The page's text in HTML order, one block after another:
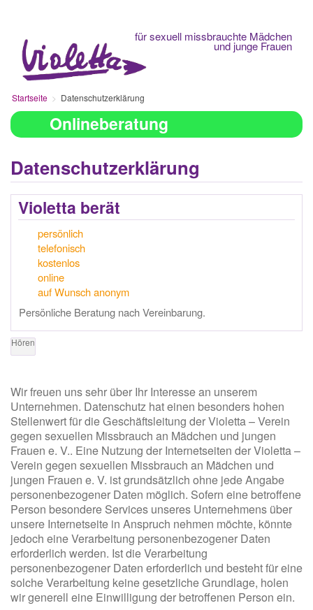
für sexuell missbrauchte Mädchen
und junge Frauen
Startseite Datenschutzerklärung
Onlineberatung
Datenschutzerklärung
Violetta berät
persönlich
telefonisch
kostenlos
online
auf Wunsch anonym
Persönliche Beratung nach Vereinbarung.
Hören
Wir freuen uns sehr über Ihr Interesse an unserem
Unternehmen. Datenschutz hat einen besonders hohen
Stellenwert für die Geschäftsleitung der Violetta – Verein
gegen sexuellen Missbrauch an Mädchen und jungen
Frauen e. V.. Eine Nutzung der Internetseiten der Violetta –
Verein gegen sexuellen Missbrauch an Mädchen und
jungen Frauen e. V. ist grundsätzlich ohne jede Angabe
personenbezogener Daten möglich. Sofern eine betroffene
Person besondere Services unseres Unternehmens über
unsere Internetseite in Anspruch nehmen möchte, könnte
jedoch eine Verarbeitung personenbezogener Daten
erforderlich werden. Ist die Verarbeitung
personenbezogener Daten erforderlich und besteht für eine
solche Verarbeitung keine gesetzliche Grundlage, holen
wir generell eine Einwilligung der betroffenen Person ein.